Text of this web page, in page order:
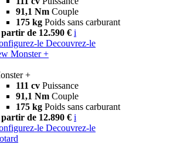
91,1 Nm Couple
175 kg Poids sans carburant
de 12.590 € i
le Decouvrez-le
Monster +
+
111 cv Puissance
91,1 Nm Couple
175 kg Poids sans carburant
de 12.890 € i
le Decouvrez-le